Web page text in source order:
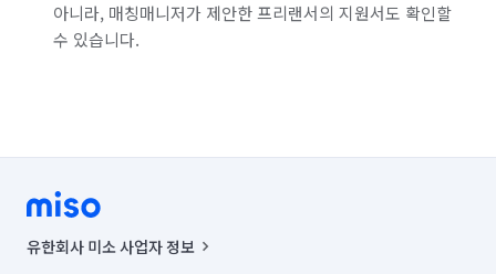
아니라, 매칭매니저가 제안한 프리랜서의 지원서도 확인할
수 있습니다.
유한회사 미소 사업자 정보